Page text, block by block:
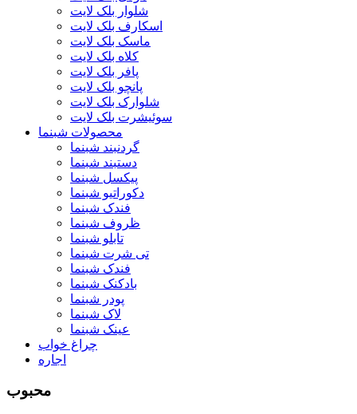
شلوار بلک لایت
اسکارف بلک لایت
ماسک بلک لایت
کلاه بلک لایت
پافر بلک لایت
پانچو بلک لایت
شلوارک بلک لایت
سوئیشرت بلک لایت
محصولات شبنما
گردنبند شبنما
دستبند شبنما
پیکسل شبنما
دکوراتیو شبنما
فندک شبنما
ظروف شبنما
تابلو شبنما
تی شرت شبنما
فندک شبنما
بادکنک شبنما
پودر شبنما
لاک شبنما
عینک شبنما
چراغ خواب
اجاره
محبوب